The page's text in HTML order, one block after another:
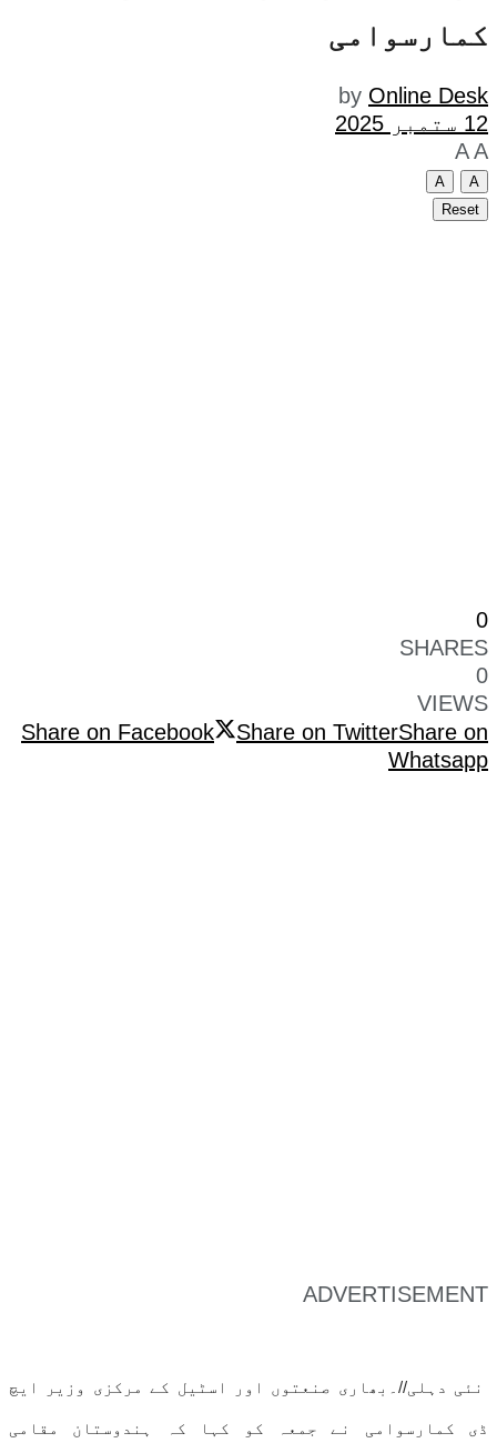
کمارسوامی
by Online Desk
12 ستمبر 2025
A A
A
A
Reset
0
SHARES
0
VIEWS
Share on Facebook
Share on TwitterShare on
Whatsapp
ADVERTISEMENT
نئی دہلی//۔بھاری صنعتوں اور اسٹیل کے مرکزی وزیر ایچ
ڈی کمارسوامی نے جمعہ کو کہا کہ ہندوستان مقامی